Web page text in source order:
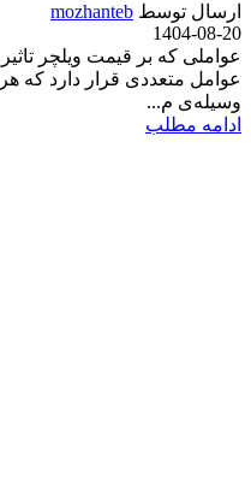
ارسال توسط mozhanteb
1404-08-20
عواملی که بر قیمت ویلچر
عوامل متعددی قرار دارد که هر
وسیله‌ی م...
ادامه مطلب